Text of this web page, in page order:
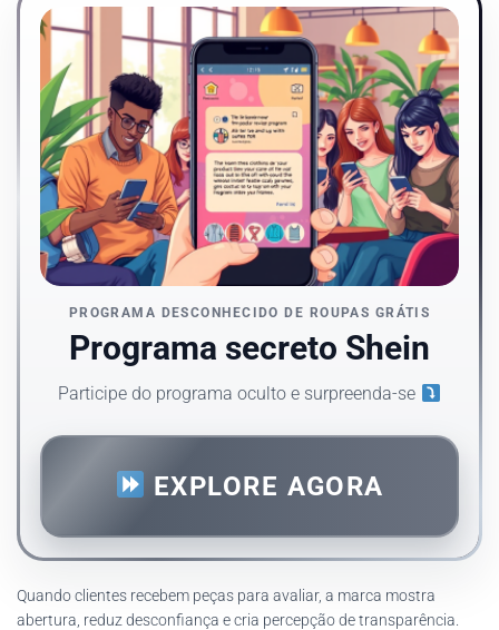
PROGRAMA DESCONHECIDO DE ROUPAS GRÁTIS
Programa secreto Shein
Participe do programa oculto e surpreenda-se
EXPLORE AGORA
Quando clientes recebem peças para avaliar, a marca mostra
abertura, reduz desconfiança e cria percepção de transparência.